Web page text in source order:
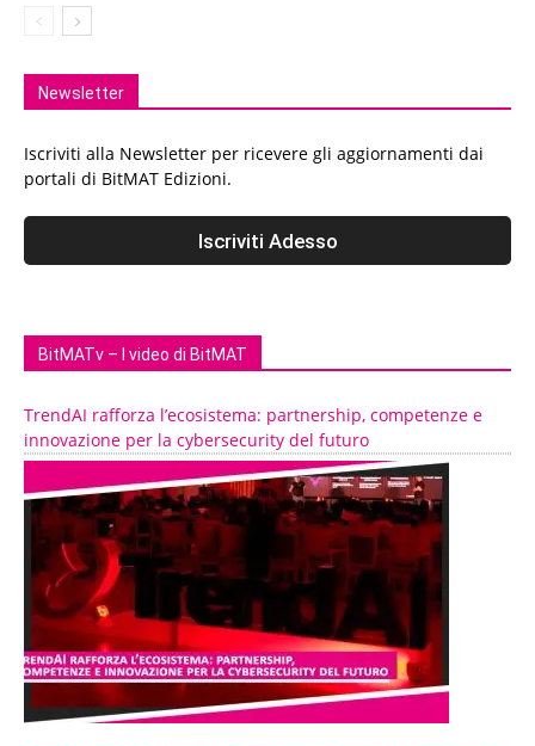
Newsletter
Iscriviti alla Newsletter per ricevere gli aggiornamenti dai
portali di BitMAT Edizioni.
BitMATv – I video di BitMAT
TrendAI rafforza l’ecosistema: partnership, competenze e
innovazione per la cybersecurity del futuro